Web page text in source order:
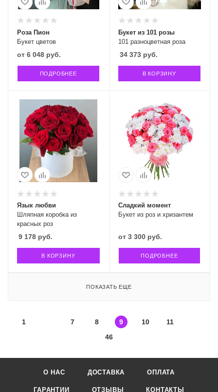
Букет цветов
Роза Пион
от 6 048 руб.
ПОДРОБНЕЕ
101 разноцветная роза
Букет из 101 розы
34 373руб.
В КОРЗИНУ
Шляпная коробка из
красных роз
Язык любви
9 178 руб.
В КОРЗИНУ
Букет из роз и хризантем
Сладкий момент
от 3 300 руб.
ПОДРОБНЕЕ
ПОКАЗАТЬ ЕЩЕ
1 7 8 9 10
11
46
О НАС ДОСТАВКА ОПЛАТА
ГАРАНТИИ ОТЗЫВЫ КОНТАКТЫ